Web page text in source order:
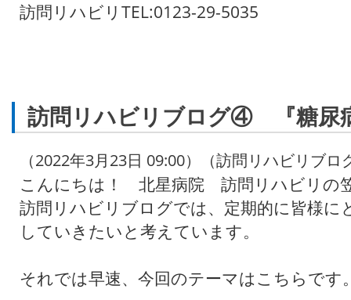
訪問リハビリTEL:0123-29-5035
訪問リハビリブログ④ 『糖尿
（2022年3月23日 09:00）（訪問リハビリブロ
こんにちは！ 北星病院 訪問リハビリの
訪問リハビリブログでは、定期的に皆様に
していきたいと考えています。
それでは早速、今回のテーマはこちらです